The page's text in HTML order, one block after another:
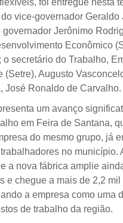
foi entregue nesta
vice-governador Geraldo
governador Jerônimo
Econômico
secretário do Trabalho,
(Setre), Augusto
José Ronaldo de Carvalho.
um avanço
em Feira de Santana,
do mesmo grupo, já
no município.
a nova fábrica amplie
e chegue a mais de 2,2
a empresa como uma
de trabalho da região.